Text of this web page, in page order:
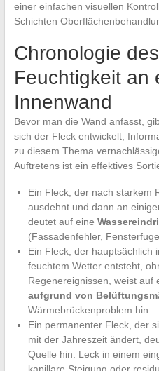
einer einfachen visuellen
Schichten
Chronologie
Feuchtigkeit an
Innenwand
Bevor man die Wand anfasst,
sich der Fleck entwickelt,
zu diesem Thema
Auftretens ist ein effektives
Ein Fleck, der nach starkem
ausdehnt und dann an
deutet auf eine
(Fassadenfehler,
Ein Fleck, der hauptsächlich
feuchtem Wetter entsteht,
Regenereignissen, weist auf
aufgrund von
Wärmebrückenproblem hin.
Ein permanenter Fleck, der
mit der Jahreszeit ändert,
Quelle hin: Leck in einem